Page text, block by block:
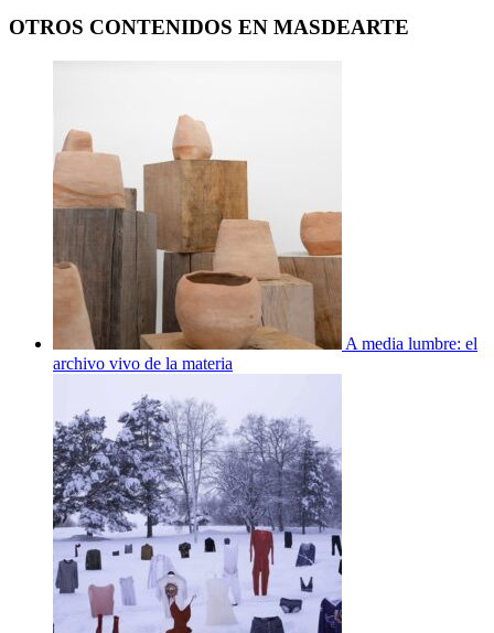
OTROS CONTENIDOS EN MASDEARTE
A media lumbre: el
archivo vivo de la materia